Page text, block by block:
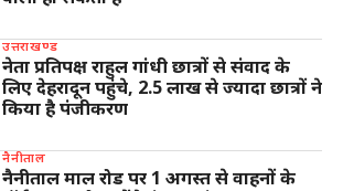
उत्तराखण्ड
नेता प्रतिपक्ष राहुल गांधी छात्रों से संवाद के
लिए देहरादून पहुंचे, 2.5 लाख से ज्यादा छात्रों ने
किया है पंजीकरण
नैनीताल
नैनीताल माल रोड पर 1 अगस्त से वाहनों के